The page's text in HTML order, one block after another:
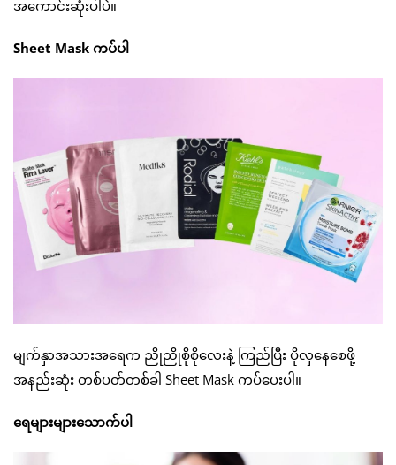
အကောင်းဆုံးပါပဲ။
Sheet Mask ကပ်ပါ
မျက်နှာအသားအရေက ညိုညိုစိုစိုလေးနဲ့ ကြည်ပြီး ပိုလှနေစေဖို့
အနည်းဆုံး တစ်ပတ်တစ်ခါ Sheet Mask ကပ်ပေးပါ။
ရေများများသောက်ပါ